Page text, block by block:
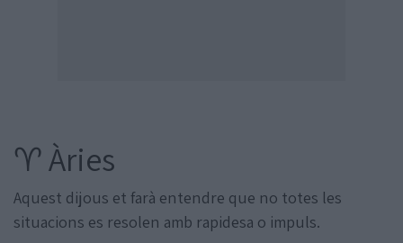
♈ Àries
Aquest dijous et farà entendre que no totes les
situacions es resolen amb rapidesa o impuls.